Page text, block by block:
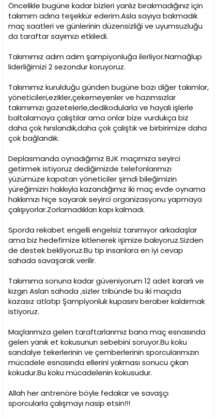
Öncelikle bugüne kadar bizleri yanlız bırakmadığınız için
takımım adına teşekkür ederim.Asla sayıya bakmadık
maç saatleri ve günlerinin düzensizliği ve uyumsuzluğu
da taraftar sayımızı etkiledi.
Takımımız adım adım şampiyonluğa ilerliyor.Namağlup
liderliğimizi 2 sezondur koruyoruz.
Takımımız kurulduğu günden bugüne bazı diğer takımlar,
yöneticileri,ezikler,çekemeyenler ve hazımsızlar
takımımızı gazetelerle,dedikodularla ve hayali işlerle
baltalamaya çalıştılar ama onlar bize vurdukça biz
daha çok hırslandık,daha çok çalıştık ve birbirimize daha
çok bağlandık.
Deplasmanda oynadığımız BJK maçımıza seyirci
getirmek istiyoruz dediğimizde telefonlarımızı
yüzümüze kapatan yöneticiler şimdi bileğimizin
yüreğimizin hakkıyla kazandığımız iki maç evde oynama
hakkımızı hiçe sayarak seyirci organizasyonu yapmaya
çalışıyorlar.Zorlamadıkları kapı kalmadı.
Sporda rekabet engelli engelsiz tanımıyor arkadaşlar
ama biz hedefimize kitlenerek işimize bakıyoruz.Sizden
de destek bekliyoruz.Bu tip insanlara en iyi cevap
sahada savaşarak verilir.
Takımıma sonuna kadar güveniyorum 12 adet kararlı ve
kızgın Aslan sahada ,sizler tribünde bu iki maçıda
kazasız atlatıp Şampiyonluk kupasını beraber kaldırmak
istiyoruz.
Maçlarımıza gelen taraftarlarımız bana maç esnasında
gelen yanık et kokusunun sebebini soruyor.Bu koku
sandalye tekerlerinin ve çemberlerinin sporcularımızın
mücadele esnasında ellerini yakması sonucu çıkan
kokudur.Bu koku mücadelenin kokusudur.
Allah her antrenöre böyle fedakar ve savaşçı
sporcularla çalışmayı nasip etsin!!!